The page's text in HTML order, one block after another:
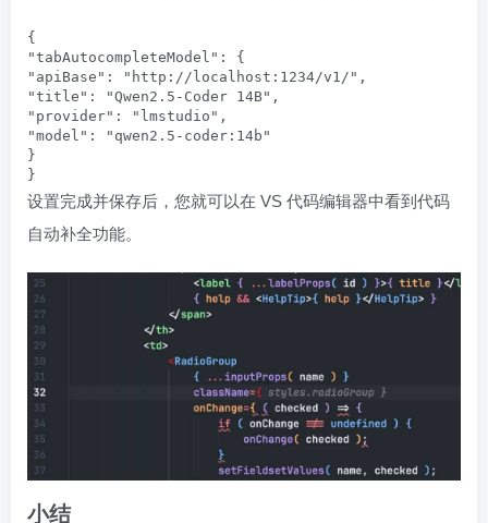
{
"tabAutocompleteModel": {
"apiBase": "http://localhost:1234/v1/",
"title": "Qwen2.5-Coder 14B",
"provider": "lmstudio",
"model": "qwen2.5-coder:14b"
}
设置完成并保存后，您就可以在 VS 代码编辑器中看到代码
自动补全功能。
小结